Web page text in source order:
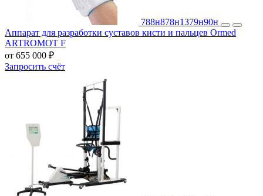
788н878н1379н90н
Аппарат для разработки суставов кисти и пальцев Ormed
ARTROMOT F
от 655 000 ₽
Запросить счёт